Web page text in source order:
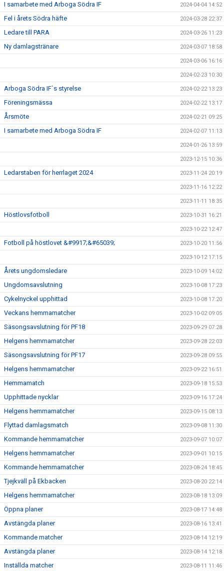
I samarbete med Arboga Södra IF 2024-04-04 14:52
Fel i årets Södra häfte 2024-03-28 22:37
Ledare till PARA 2024-03-26 11:23
Ny damlagstränare 2024-03-07 18:58
2024-03-06 16:16
2024-02-23 10:30
Arboga Södra IF`s styrelse 2024-02-22 13:23
Föreningsmässa 2024-02-22 13:17
Årsmöte 2024-02-21 09:25
I samarbete med Arboga Södra IF 2024-02-07 11:13
2024-01-26 13:59
2023-12-15 10:36
Ledarstaben för herrlaget 2024 2023-11-24 20:19
2023-11-16 12:22
2023-11-11 18:35
Höstlovsfotboll 2023-10-31 16:21
2023-10-22 12:47
Fotboll på höstlovet &#9917;&#65039; 2023-10-20 11:56
2023-10-12 17:15
Årets ungdomsledare 2023-10-09 14:02
Ungdomsavslutning 2023-10-08 17:23
Cykelnyckel upphittad 2023-10-08 17:20
Veckans hemmamatcher 2023-10-02 09:05
Säsongsavslutning för PF18 2023-09-29 07:28
Helgens hemmamatcher 2023-09-28 22:03
Säsongsavslutning för PF17 2023-09-28 09:55
Helgens hemmamatcher 2023-09-22 16:51
Hemmamatch 2023-09-18 15:53
Upphittade nycklar 2023-09-16 17:24
Helgens hemmamatcher 2023-09-15 08:13
Flyttad damlagsmatch 2023-09-08 11:30
Kommande hemmamatcher 2023-09-07 10:07
Helgens hemmamatcher 2023-09-01 10:15
Kommande hemmamatcher 2023-08-24 18:45
Tjejkväll på Ekbacken 2023-08-20 22:14
Helgens hemmamatcher 2023-08-18 13:09
Öppna planer 2023-08-17 14:48
Avstängda planer 2023-08-16 13:41
Kommande matcher 2023-08-14 12:19
Avstängda planer 2023-08-14 12:18
Inställda matcher 2023-08-11 11:46